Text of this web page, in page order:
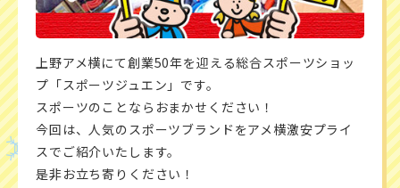
上野アメ横にて創業50年を迎える総合スポーツショッ
プ「スポーツジュエン」です。
スポーツのことならおまかせください！
今回は、人気のスポーツブランドをアメ横激安プライ
スでご紹介いたします。
是非お立ち寄りください！